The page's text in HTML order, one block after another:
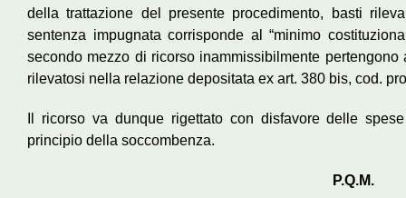
della trattazione del presente procedimento, basti
sentenza impugnata corrisponde al “minimo
secondo mezzo di ricorso inammissibilmente
rilevatosi nella relazione depositata ex art. 380 bis, cod.
Il ricorso va dunque rigettato con disfavore delle
principio della soccombenza.
P.Q.M.